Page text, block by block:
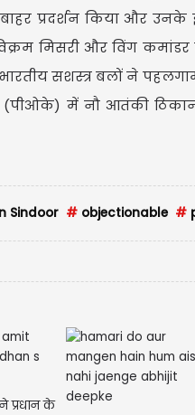
प्रदर्शन किया और
मिसरी और विंग
भारतीय सशस्त्र बलों ने
में नौ आतंकी
Sindoor # objectionable #
प्रधान के